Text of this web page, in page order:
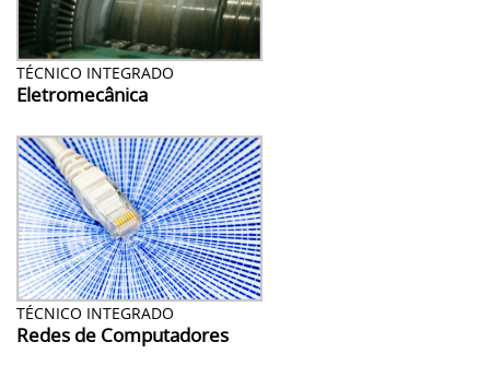
TÉCNICO INTEGRADO
Eletromecânica
TÉCNICO INTEGRADO
Redes de Computadores